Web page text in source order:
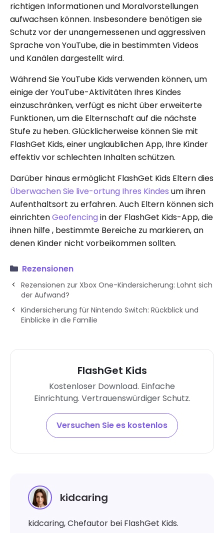
richtigen Informationen und Moralvorstellungen
aufwachsen können. Insbesondere benötigen sie
Schutz vor der unangemessenen und aggressiven
Sprache von YouTube, die in bestimmten Videos
und Kanälen dargestellt wird.
Während Sie YouTube Kids verwenden können, um
einige der YouTube-Aktivitäten Ihres Kindes
einzuschränken, verfügt es nicht über erweiterte
Funktionen, um die Elternschaft auf die nächste
Stufe zu heben. Glücklicherweise können Sie mit
FlashGet Kids, einer unglaublichen App, Ihre Kinder
effektiv vor schlechten Inhalten schützen.
Darüber hinaus ermöglicht FlashGet Kids Eltern dies
Überwachen Sie live-ortung Ihres Kindes um ihren
Aufenthaltsort zu erfahren. Auch Eltern können sich
einrichtenGeofencing in der FlashGet Kids-App, die
ihnen hilfe , bestimmte Bereiche zu markieren, an
denen Kinder nicht vorbeikommen sollten.
Rezensionen
Rezensionen zur Xbox One-Kindersicherung: Lohnt sich
der Aufwand?
Kindersicherung für Nintendo Switch: Rückblick und
Einblicke in die Familie
FlashGet Kids
Kostenloser Download. Einfache
Einrichtung. Vertrauenswürdiger Schutz.
Versuchen Sie es kostenlos
kidcaring
kidcaring, Chefautor bei FlashGet Kids.